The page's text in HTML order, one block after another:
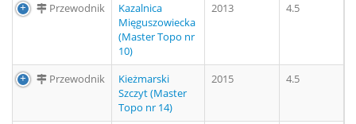
Przewodnik
Kazalnica
Mięguszowiecka
(Master Topo nr
10)
2013 4.5
Przewodnik
Kieżmarski
Szczyt (Master
Topo nr 14)
2015 4.5